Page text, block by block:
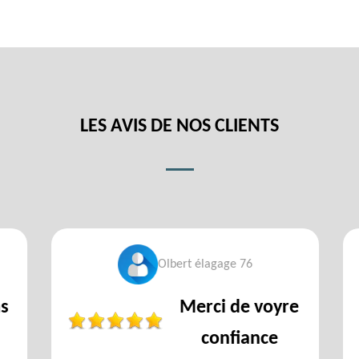
LES AVIS DE NOS CLIENTS
Olbert élagage 76
Merci de voyre
confiance